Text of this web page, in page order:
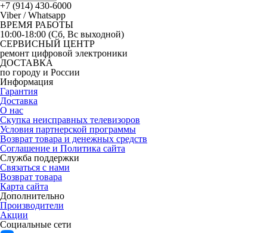
+7 (914) 430-6000
Viber / Whatsapp
ВРЕМЯ РАБОТЫ
10:00-18:00 (Сб, Вс выходной)
СЕРВИСНЫЙ ЦЕНТР
ремонт цифровой электроники
ДОСТАВКА
по городу и России
Информация
Гарантия
Доставка
О нас
Скупка неисправных телевизоров
Условия партнерской программы
Возврат товара и денежных средств
Соглашение и Политика сайта
Служба поддержки
Связаться с нами
Возврат товара
Карта сайта
Дополнительно
Производители
Акции
Социальные сети